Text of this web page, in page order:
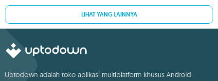
LIHAT YANG LAINNYA
Uptodown adalah toko aplikasi multiplatform khusus Android.